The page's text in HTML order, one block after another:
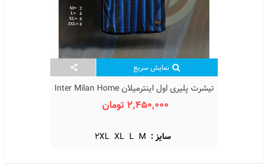
نمایش سریع
تیشرت پلیری اول اینترمیلان Inter Milan Home
Kit 2026
2,450,000 تومان
سایز : M
L
XL
2XL